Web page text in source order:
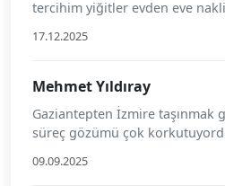
tercihim yiğitler evden eve
17.12.2025
Mehmet Yıldıray
Gaziantepten İzmire taşınmak
süreç gözümü çok
09.09.2025